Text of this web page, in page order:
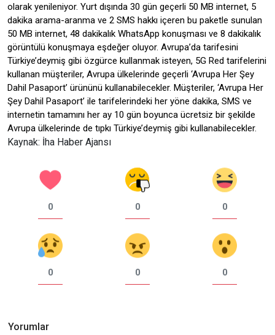
olarak yenileniyor. Yurt dışında 30 gün geçerli 50 MB internet, 5
dakika arama-aranma ve 2 SMS hakkı içeren bu paketle sunulan
50 MB internet, 48 dakikalık WhatsApp konuşması ve 8 dakikalık
görüntülü konuşmaya eşdeğer oluyor. Avrupa’da tarifesini
Türkiye’deymiş gibi özgürce kullanmak isteyen, 5G Red tarifelerini
kullanan müşteriler, Avrupa ülkelerinde geçerli ‘Avrupa Her Şey
Dahil Pasaport’ ürününü kullanabilecekler. Müşteriler, ‘Avrupa Her
Şey Dahil Pasaport’ ile tarifelerindeki her yöne dakika, SMS ve
internetin tamamını her ay 10 gün boyunca ücretsiz bir şekilde
Avrupa ülkelerinde de tıpkı Türkiye’deymiş gibi kullanabilecekler.
Kaynak: İha Haber Ajansı
0 0 0
0 0 0
Yorumlar